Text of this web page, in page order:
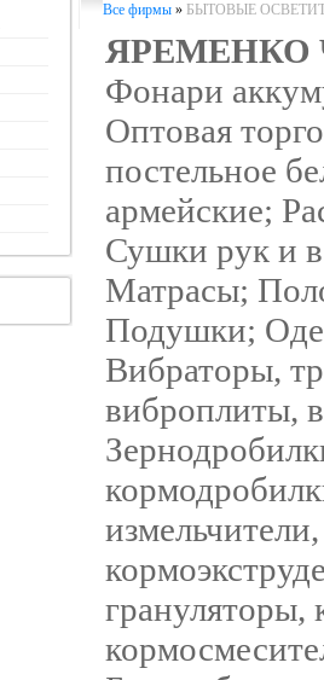
Все фирмы » БЫТОВЫЕ
ЯРЕМЕНКО
Фонари
Оптовая
постельное
армейские;
Сушки рук и
Матрасы;
Подушки;
Вибраторы,
виброплиты,
измельчители,
грануляторы,